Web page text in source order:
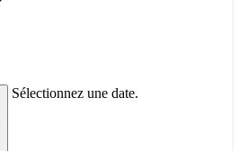
Sélectionnez une date.